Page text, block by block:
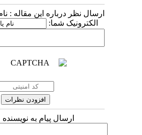
ارسال نظر درباره این مقاله :
الکترونیک شما:
ارسال پیام به نویسنده